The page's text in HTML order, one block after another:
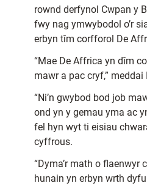
rownd derfynol Cwpan y
fwy nag ymwybodol o’r
erbyn tîm corfforol De
“Mae De Affrica yn dîm
mawr a pac cryf,” meddai
“Ni’n gwybod bod job
ond yn y gemau yma ac
fel hyn wyt ti eisiau
cyffrous.
“Dyma’r math o flaenwyr
hunain yn erbyn wrth